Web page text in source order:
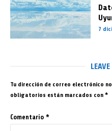
7
Tu dirección de correo electrónico
obligatorios están marcados con *
Comentario *